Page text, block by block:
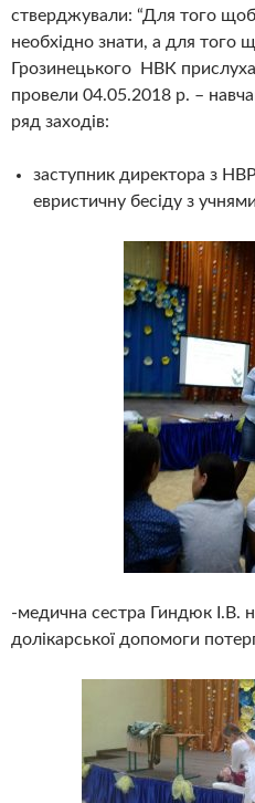
стверджували: “Для того
необхідно знати, а для того
Грозинецького НВК
провели 04.05.2018 р. –
ряд заходів:
заступник директора з
евристичну бесіду з
-медична сестра Гиндюк І.В.
долікарської допомоги